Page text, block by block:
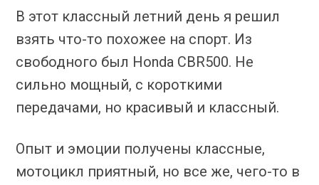
В этот классный летний день я решил
взять что-то похожее на спорт. Из
свободного был Honda CBR500. Не
сильно мощный, с короткими
передачами, но красивый и классный.
Опыт и эмоции получены классные,
мотоцикл приятный, но все же, чего-то в